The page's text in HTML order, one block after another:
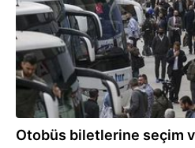
Otobüs biletlerine seçim